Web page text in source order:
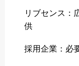
リブセンス：
供
採用企業：必